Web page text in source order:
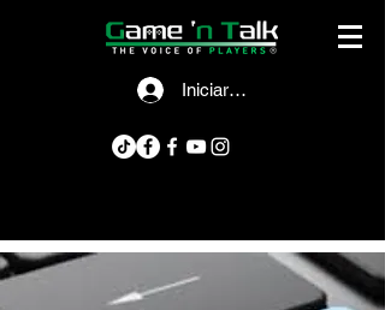
Iniciar sesión